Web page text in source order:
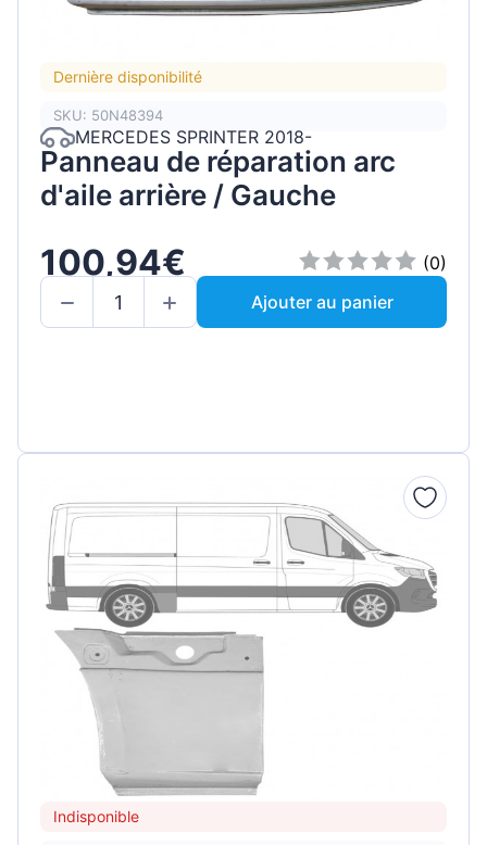
Dernière disponibilité
SKU: 50N48394
MERCEDES SPRINTER 2018-
Panneau de réparation arc
d'aile arrière / Gauche
100,94€
(0)
Ajouter au panier
Indisponible